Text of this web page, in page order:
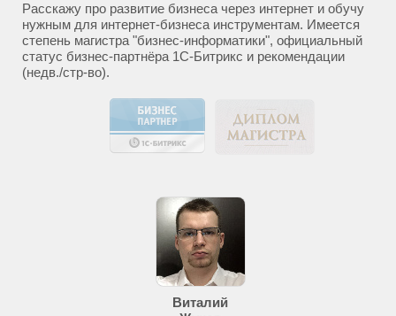
Расскажу про развитие бизнеса через интернет и обучу
нужным для интернет-бизнеса инструментам. Имеется
степень магистра "бизнес-информатики", официальный
статус бизнес-партнёра 1С-Битрикс и рекомендации
(недв./стр-во).
Виталий